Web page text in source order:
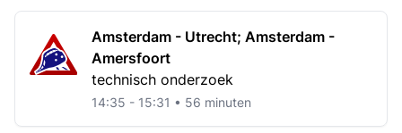
Amsterdam - Utrecht; Amsterdam -
Amersfoort
technisch onderzoek
14:35 - 15:31 • 56 minuten